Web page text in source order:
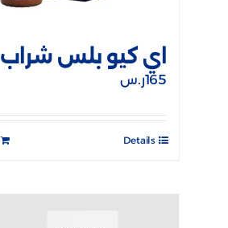
اي كيو بلس شراب
165ر.س
Details